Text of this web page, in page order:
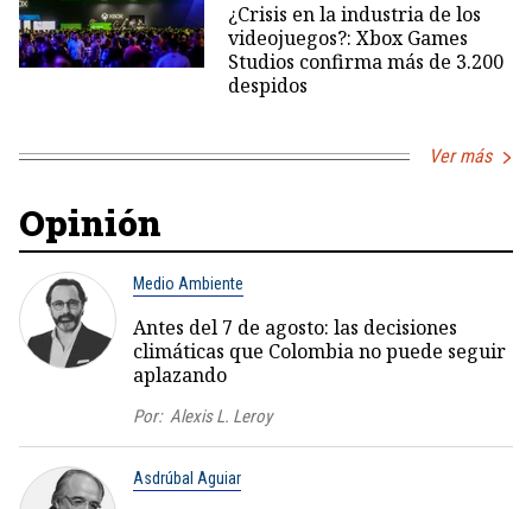
¿Crisis en la industria de los
videojuegos?: Xbox Games
Studios confirma más de 3.200
despidos
Ver más
Opinión
Medio Ambiente
Antes del 7 de agosto: las decisiones
climáticas que Colombia no puede seguir
aplazando
Por: Alexis L. Leroy
Asdrúbal Aguiar